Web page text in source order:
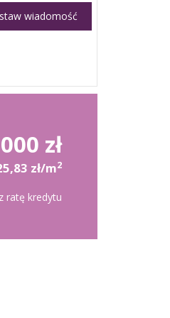
wiadomość
zł
zł/m2
ratę kredytu